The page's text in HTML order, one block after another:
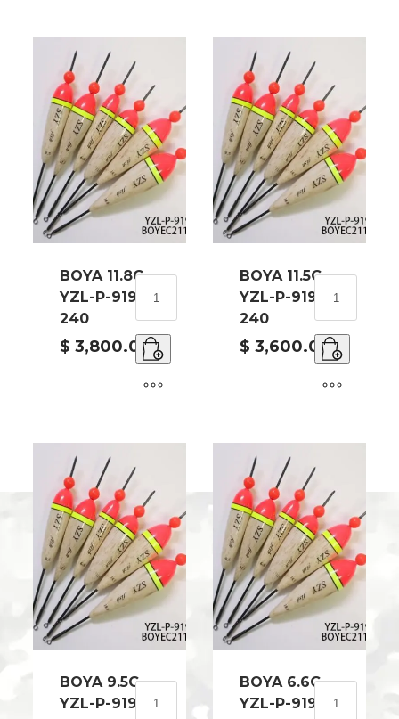
72
BOYA 11.8G
YZL-P-9196-
240
$ 3,800.00
BOYA
11.8G
YZL-
P-
9196-
240
BOYA 11.5G
YZL-P-9195-
240
$ 3,600.00
BOYA
11.5G
YZL-
P-
9195-
240
BOYA 9.5G
YZL-P-9194-
BOYA
9.5G
BOYA 6.6G
YZL-P-9193-
BOYA
6.6G